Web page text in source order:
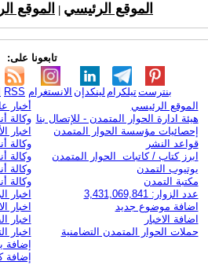
الموقع الرئيسي الموقع
تابعونا على:
RSS الانستغرام لينكدإن تيلكرامبنترست
الموقع الرئيسي
هيئة ادارة الحوار المتمدن - للإتصال بنا
إحصائيات مؤسسة الحوار المتمدن
قواعد النشر
ابرز كتاب / كاتبات الحوار المتمدن
يوتيوب التمدن
مكتبة التمدن
عدد الزوار: 3,431,069,841
اضافة موضوع جديد
اضافة الاخبار
حملات الحوار المتمدن التضامنية
أخبار
وكالة
اخبار
وكالة
وكالة
وكالة
وكالة
اخبار
اخبار
اخبار
اخبار
إضافة
إضافة